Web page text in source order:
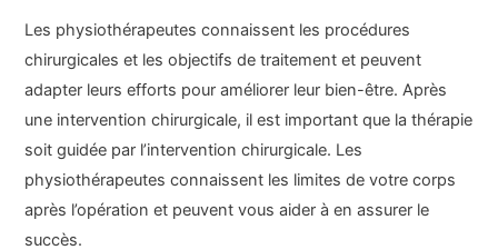
Les physiothérapeutes connaissent les procédures
chirurgicales et les objectifs de traitement et peuvent
adapter leurs efforts pour améliorer leur bien-être. Après
une intervention chirurgicale, il est important que la thérapie
soit guidée par l’intervention chirurgicale. Les
physiothérapeutes connaissent les limites de votre corps
après l’opération et peuvent vous aider à en assurer le
succès.